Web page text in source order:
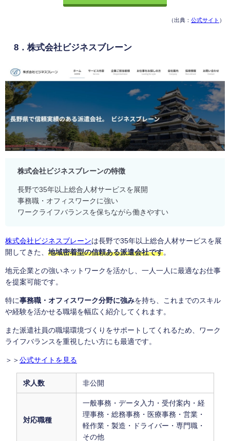
（出典： 公式サイト ）
8．株式会社ビジネスブレーン
株式会社ビジネスブレーンの特徴
長野で35年以上総合人材サービスを展開
事務職・オフィスワークに強い
ワークライフバランスを保ちながら働きやすい
株式会社ビジネスブレーンは長野で35年以上総合人材サービスを展
開してきた、 地域密着型の信頼ある派遣会社です
地元企業との強いネットワークを活かし、一人一人に最適なお仕事
を提案可能です。
特に事務職・オフィスワーク分野に強みを持ち、これまでのスキル
や経験を活かせる職場を幅広く紹介してくれます。
また派遣社員の職場環境づくりをサポートしてくれるため、ワーク
ライフバランスを重視したい方にも最適です。
＞＞ 公式サイトを見る
求人数 非公開
対応職種
一般事務・データ入力・受付案内・経
理事務・総務事務・医療事務・営業・
軽作業・製造・ドライバー・専門職・
その他